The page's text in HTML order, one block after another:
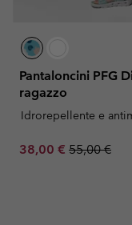
Pantaloncini PFG
ragazzo
Idrorepellente e
Sale price:
38,00 € Regular
55,00 €